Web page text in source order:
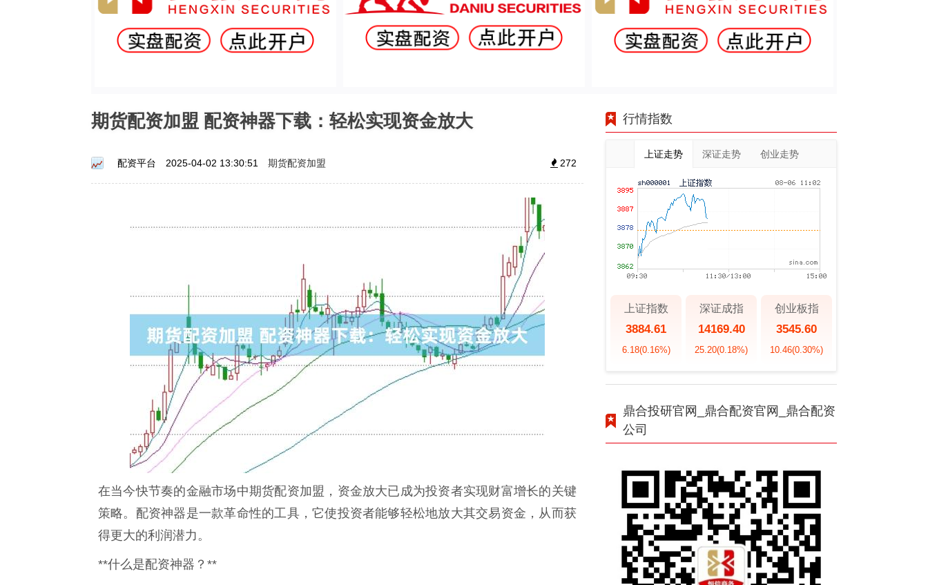
期货配资加盟 配资神器下载：轻松实现资金放大
配资平台 2025-04-02 13:30:51 期货配资加盟 272
在当今快节奏的金融市场中期货配资加盟，资金放大已成为投资者实现财富增长的关键
策略。配资神器是一款革命性的工具，它使投资者能够轻松地放大其交易资金，从而获
得更大的利润潜力。
**什么是配资神器？**
行情指数
上证走势 深证走势 创业走势
上证指数
3884.61
6.18(0.16%)
深证成指
14169.40
25.20(0.18%)
创业板指
3545.60
10.46(0.30%)
鼎合投研官网_鼎合配资官网_鼎合配资
公司